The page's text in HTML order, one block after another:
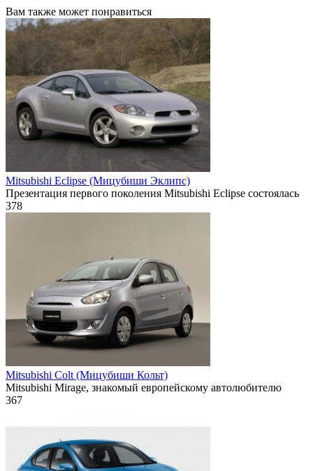
Вам также может понравиться
Mitsubishi Eclipse (Мицубиши Эклипс)
Презентация первого поколения Mitsubishi Eclipse состоялась
378
Mitsubishi Colt (Мицубиши Кольт)
Mitsubishi Mirage, знакомый европейскому автолюбителю
367